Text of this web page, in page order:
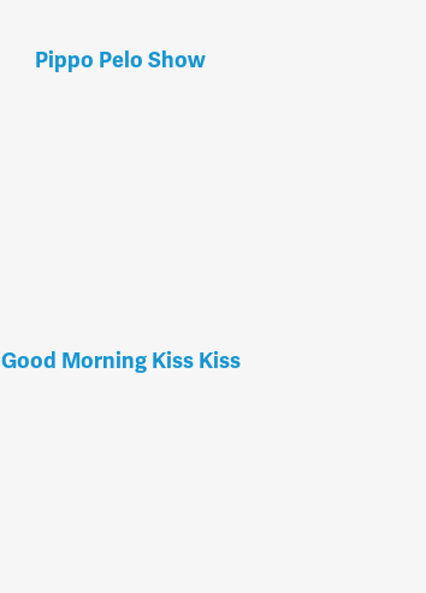
Pippo Pelo Show
Good Morning Kiss Kiss